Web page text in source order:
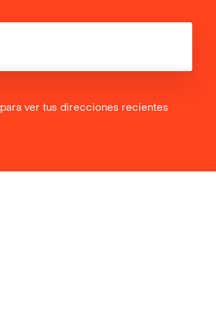
para ver tus direcciones recientes